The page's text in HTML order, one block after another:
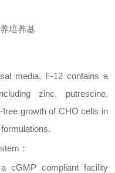
培养基
media, F-12 contains a
zinc, putrescine,
growth of CHO cells in
：
cGMP compliant facility